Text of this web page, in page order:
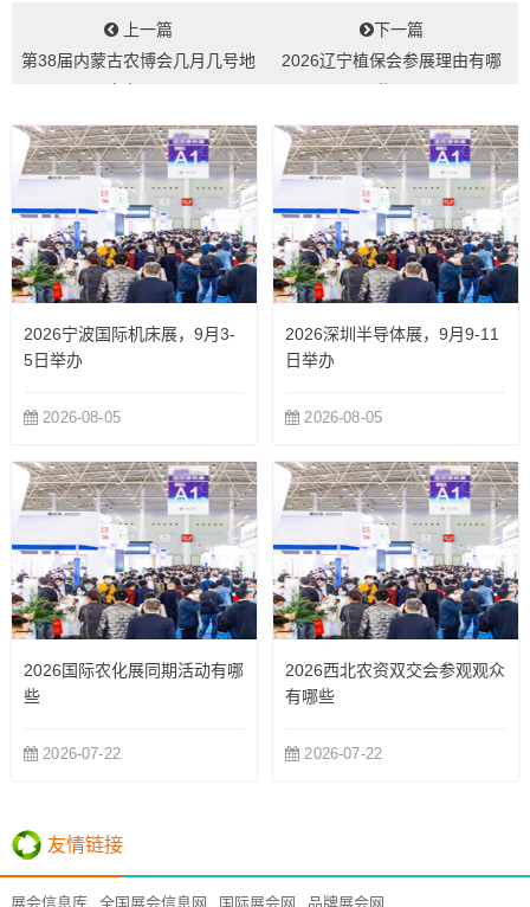
上一篇
第38届内蒙古农博会几月几号地
下一篇
2026辽宁植保会参展理由有哪
2026宁波国际机床展，9月3-
5日举办
2026-08-05
2026深圳半导体展，9月9-11
日举办
2026-08-05
2026国际农化展同期活动有哪
些
2026-07-22
2026西北农资双交会参观观众
有哪些
2026-07-22
友情链接
展会信息库 全国展会信息网 国际展会网 品牌展会网